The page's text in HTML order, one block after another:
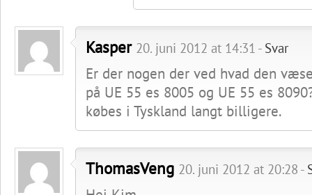
Kasper 20. juni 2012 at 14:31 - Svar
Er der nogen der ved hvad den
på UE 55 es 8005 og UE 55 es
købes i Tyskland langt billigere.
ThomasVeng 20. juni 2012 at 20:28 -